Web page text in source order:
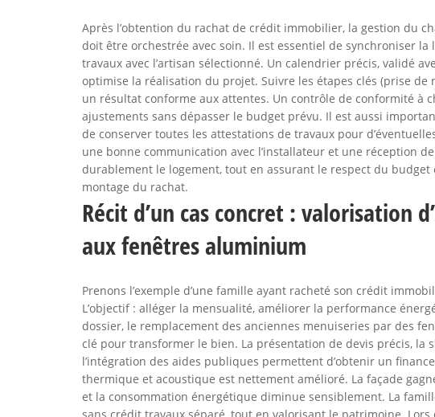
Après l’obtention du rachat de crédit immobilier, la gestion du
doit être orchestrée avec soin. Il est essentiel de synchroniser
travaux avec l’artisan sélectionné. Un calendrier précis, validé
optimise la réalisation du projet. Suivre les étapes clés (prise
un résultat conforme aux attentes. Un contrôle de conformité à
ajustements sans dépasser le budget prévu. Il est aussi
de conserver toutes les attestations de travaux pour
une bonne communication avec l’installateur et une réception
durablement le logement, tout en assurant le respect du
montage du rachat.
Récit d’un cas concret : valorisation
aux fenêtres aluminium
Prenons l’exemple d’une famille ayant racheté son crédit
L’objectif : alléger la mensualité, améliorer la performance
dossier, le remplacement des anciennes menuiseries par des
clé pour transformer le bien. La présentation de devis précis, la
l’intégration des aides publiques permettent d’obtenir un
thermique et acoustique est nettement amélioré. La façade
et la consommation énergétique diminue sensiblement. La